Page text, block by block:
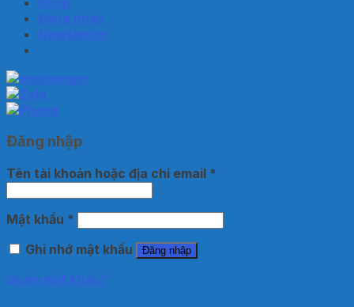
Đăng nhập
Newsletter
Đăng nhập
Tên tài khoản hoặc địa chỉ email *
Mật khẩu *
Ghi nhớ mật khẩu
Đăng nhập
Quên mật khẩu?